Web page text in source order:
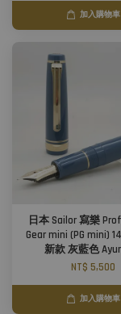
加入購物車
日本 Sailor 寫樂
Gear mini (PG mini)
新款 灰藍色
NT$ 5,500
加入購物車